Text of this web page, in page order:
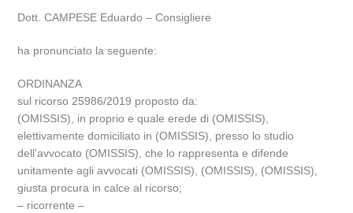
Dott. CAMPESE Eduardo – Consigliere
ha pronunciato la seguente:
ORDINANZA
sul ricorso 25986/2019 proposto da:
(OMISSIS), in proprio e quale erede di (OMISSIS),
elettivamente domiciliato in (OMISSIS), presso lo studio
dell’avvocato (OMISSIS), che lo rappresenta e difende
unitamente agli avvocati (OMISSIS), (OMISSIS), (OMISSIS),
giusta procura in calce al ricorso;
– ricorrente –